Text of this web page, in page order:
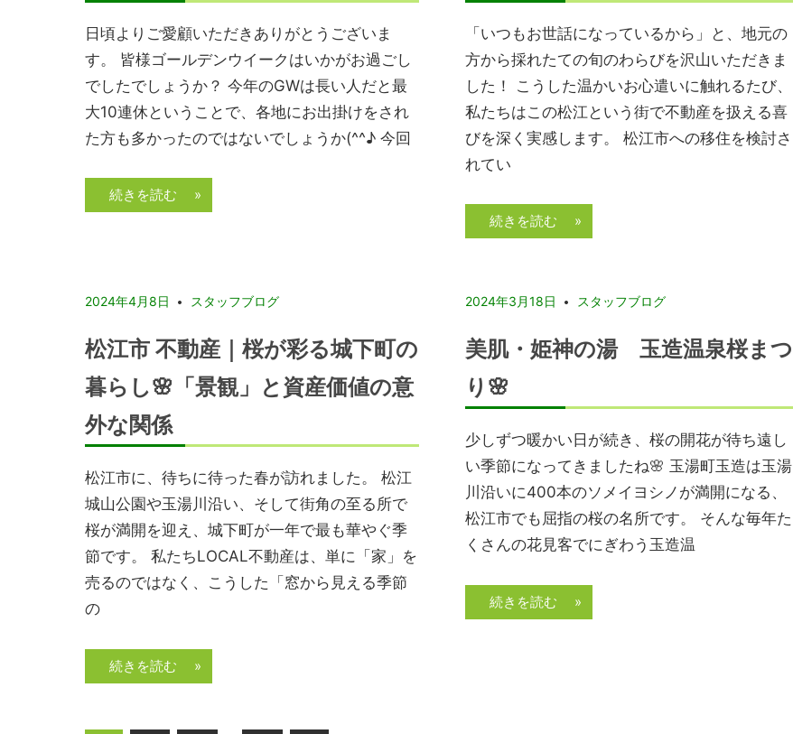
日頃よりご愛顧いただきありがとうございま
す。 皆様ゴールデンウイークはいかがお過ごし
でしたでしょうか？ 今年のGWは長い人だと最
大10連休ということで、各地にお出掛けをされ
た方も多かったのではないでしょうか(^^♪ 今回
続きを読む »
「いつもお世話になっているから」と、地元の
方から採れたての旬のわらびを沢山いただきま
した！ こうした温かいお心遣いに触れるたび、
私たちはこの松江という街で不動産を扱える喜
びを深く実感します。 松江市への移住を検討さ
れてい
続きを読む »
2024年4月8日 スタッフブログ
松江市 不動産｜桜が彩る城下町の
暮らし🌸「景観」と資産価値の意
外な関係
松江市に、待ちに待った春が訪れました。 松江
城山公園や玉湯川沿い、そして街角の至る所で
桜が満開を迎え、城下町が一年で最も華やぐ季
節です。 私たちLOCAL不動産は、単に「家」を
売るのではなく、こうした「窓から見える季節
の
続きを読む »
2024年3月18日 スタッフブログ
美肌・姫神の湯 玉造温泉桜まつ
り🌸
少しずつ暖かい日が続き、桜の開花が待ち遠し
い季節になってきましたね🌸 玉湯町玉造は玉湯
川沿いに400本のソメイヨシノが満開になる、
松江市でも屈指の桜の名所です。 そんな毎年た
くさんの花見客でにぎわう玉造温
続きを読む »